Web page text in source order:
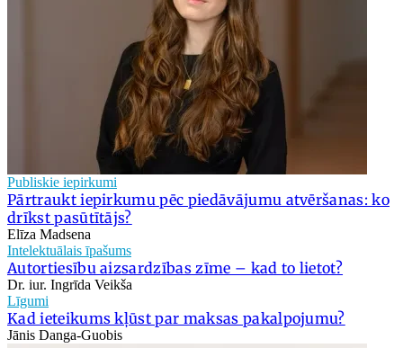
Publiskie iepirkumi
Pārtraukt iepirkumu pēc piedāvājumu atvēršanas: ko
drīkst pasūtītājs?
Elīza Madsena
Intelektuālais īpašums
Autortiesību aizsardzības zīme – kad to lietot?
Dr. iur. Ingrīda Veikša
Līgumi
Kad ieteikums kļūst par maksas pakalpojumu?
Jānis Danga-Guobis